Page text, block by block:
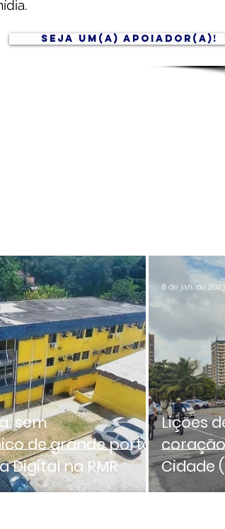
SEJA UM(A) APOIADOR(A)!
sem
de grande porte
Digital na RMR
Lições
Cidade
8 de jan. de 2023